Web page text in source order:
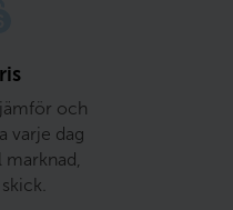
och
varje dag